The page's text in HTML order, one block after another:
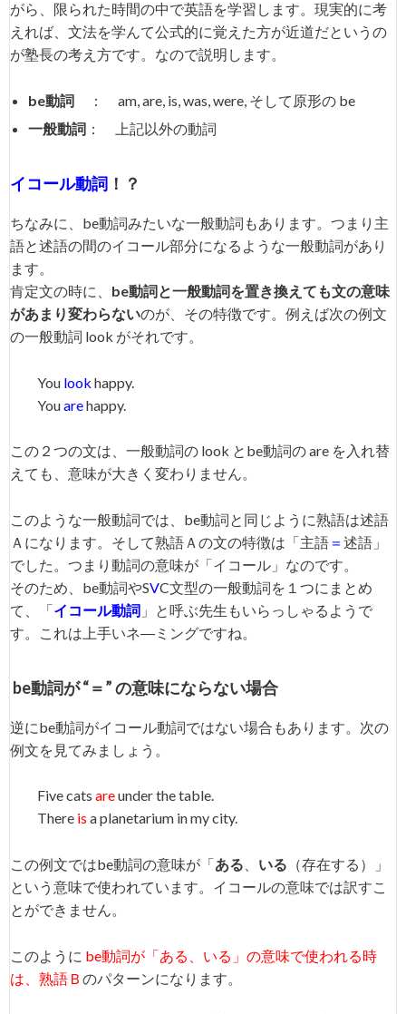
がら、限られた時間の中で英語を学習します。現実的に考
えれば、文法を学んて公式的に覚えた方が近道だというの
が塾長の考え方です。なので説明します。
be動詞 ： am, are, is, was, were, そして原形の be
一般動詞 ： 上記以外の動詞
イコール動詞 ！？
ちなみに、be動詞みたいな一般動詞もあります。つまり主
語と述語の間のイコール部分になるような一般動詞があり
ます。
肯定文の時に、 be動詞と一般動詞を置き換えても文の意味
があまり変わらないのが、その特徴です。例えば次の例文
の一般動詞 look がそれです。
You look happy.
Youarehappy.
この２つの文は、一般動詞の look とbe動詞の are を入れ替
えても、意味が大きく変わりません。
このような一般動詞では、be動詞と同じように熟語は述語
Ａになります。そして熟語Ａの文の特徴は「主語 ＝ 述語」
でした。つまり動詞の意味が「イコール」なのです。
そのため、be動詞やSVC文型の一般動詞を１つにまとめ
て、「イコール動詞 」と呼ぶ先生もいらっしゃるようで
す。これは上手いネ―ミングですね。
be動詞が “＝” の意味にならない場合
逆にbe動詞がイコール動詞ではない場合もあります。次の
例文を見てみましょう。
Five cats areunder the table.
There is a planetarium in my city.
この例文ではbe動詞の意味が「ある いる （存在する）」
という意味で使われています。イコールの意味では訳すこ
とができません。
このように be動詞が「ある、いる」の意味で使われる時
は、熟語Ｂ のパターンになります。